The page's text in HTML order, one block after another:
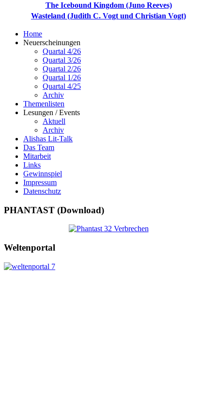
The Icebound Kingdom (Juno Reeves)
Wasteland (Judith C. Vogt und Christian Vogt)
Home
Neuerscheinungen
Quartal 4/26
Quartal 3/26
Quartal 2/26
Quartal 1/26
Quartal 4/25
Archiv
Themenlisten
Lesungen / Events
Aktuell
Archiv
Alishas Lit-Talk
Das Team
Mitarbeit
Links
Gewinnspiel
Impressum
Datenschutz
PHANTAST (Download)
Weltenportal